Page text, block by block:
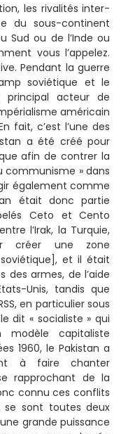
les rivalités inter-
du sous-continent
Sud ou de l’Inde ou
vous l’appelez.
Pendant la guerre
soviétique et le
principal acteur de
américain
fait, c’est l’une des
a été créé pour
afin de contrer la
communisme » dans
également comme
était donc partie
Ceto et Cento
l’Irak, la Turquie,
créer une zone
et il était
des armes, de l’aide
Unis, tandis que
en particulier sous
dit « socialiste » qui
modèle capitaliste
1960, le Pakistan a
à faire chanter
rapprochant de la
connu ces conflits
se sont toutes deux
grande puissance